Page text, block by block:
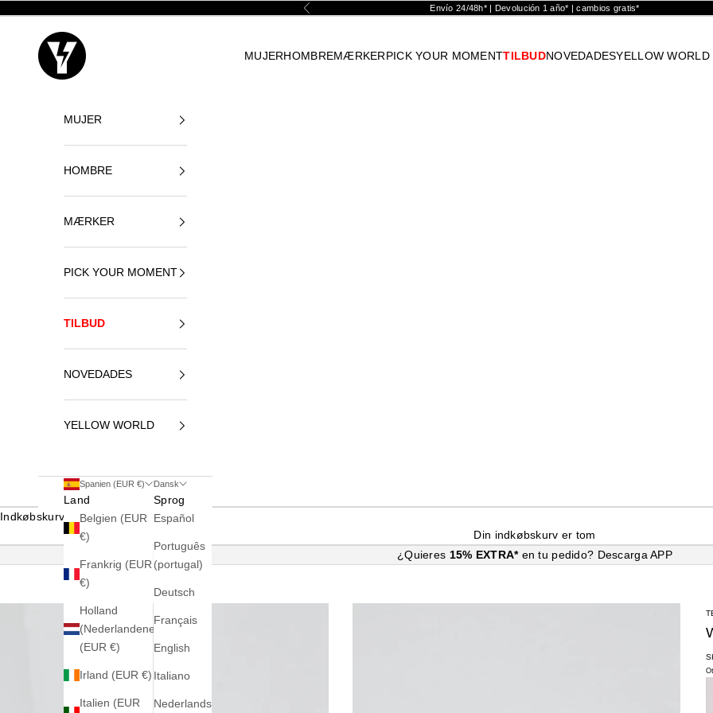
Forrige Envío 24/48h* | Devolución 1 año* | cambios gratis*
Yellowshop
MUJERHOMBREMÆRKERPICK YOUR MOMENTTILBUDNOVEDADESYELLOW WORLD
MUJER
HOMBRE
MÆRKER
PICK YOUR MOMENT
TILBUD
NOVEDADES
YELLOW WORLD
Spanien (EUR €)
Land
Belgien (EUR
€)
Frankrig (EUR
€)
Holland
(Nederlandene)
(EUR €)
Irland (EUR €)
Italien (EUR
Dansk
Sprog
Español
Português
(portugal)
Deutsch
Français
English
Italiano
Nederlands
Indkøbskurv
Din indkøbskurv er tom
¿Quieres 15% EXTRA* en tu pedido? Descarga APP